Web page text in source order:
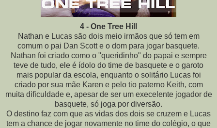
4 - One Tree Hill
Nathan e Lucas são dois meio irmãos que só tem em
comum o pai Dan Scott e o dom para jogar basquete.
Nathan foi criado como o "queridinho" do papai e sempre
teve de tudo, ele é ídolo do time de basquete e o garoto
mais popular da escola, enquanto o solitário Lucas foi
criado por sua mãe Karen e pelo tio paterno Keith, com
muita dificuldade e, apesar de ser um execelente jogador de
basquete, só joga por diversão.
O destino faz com que as vidas dos dois se cruzem e Lucas
tem a chance de jogar novamente no time do colégio, o que